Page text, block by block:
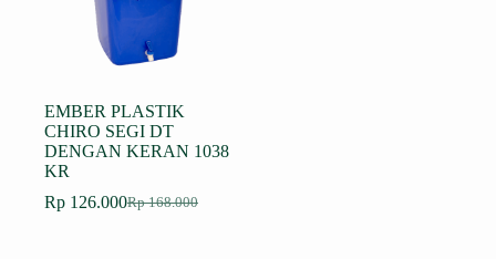
EMBER PLASTIK
CHIRO SEGI DT
DENGAN KERAN 1038
KR
Rp168.000
Harga
Rp 126.000Harga